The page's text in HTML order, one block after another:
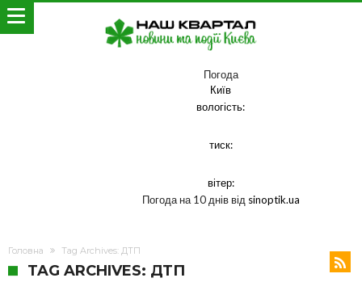
Погода
Київ
вологість:
тиск:
вітер:
Погода на 10 днів від sinoptik.ua
Головна Tag Archives: ДТП
TAG ARCHIVES: ДТП